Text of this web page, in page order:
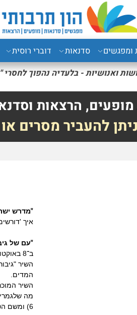
סדנאות דוברי רוסית
ואנושיות - בלעדיה נהפוךלחסרי
הרצאות
להעביר מסרים
מדרש
עם של
השיר
המדים.
השיר המוכר "גיבורי על" של
מה שלגמרי